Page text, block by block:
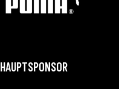
HAUPTSPONSOR